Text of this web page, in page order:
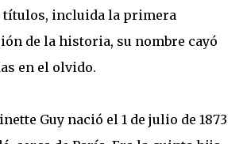
títulos, incluida la primera
de la historia, su nombre cayó
en el olvido.
Guy nació el 1 de julio de 1873